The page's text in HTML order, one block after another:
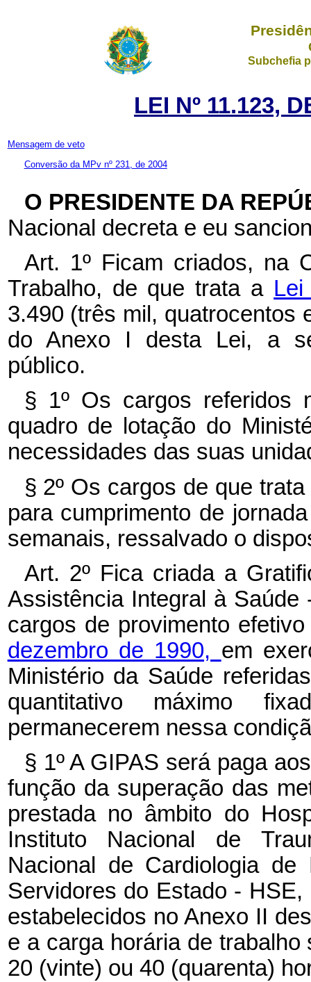
Subchefia
LEI Nº 11.123,
Mensagem de veto
Conversão da MPv nº 231, de 2004
O PRESIDENTE DA
Nacional decreta e eu
Art. 1º Ficam criados, na
Trabalho, de que trata a
3.490 (três mil, quatrocentos
do Anexo I desta Lei, a
público.
§ 1º Os cargos referidos
quadro de lotação do
necessidades das suas
§ 2º Os cargos de que
para cumprimento de
semanais, ressalvado o
Art. 2º Fica criada a
Assistência Integral à
cargos de provimento
dezembro de 1990, em
Ministério da Saúde
quantitativo máximo
permanecerem nessa
§ 1º A GIPAS será paga
função da superação das
prestada no âmbito do
Instituto Nacional de
Nacional de Cardiologia
Servidores do Estado -
estabelecidos no Anexo II
e a carga horária de
20 (vinte) ou 40 (quarenta)